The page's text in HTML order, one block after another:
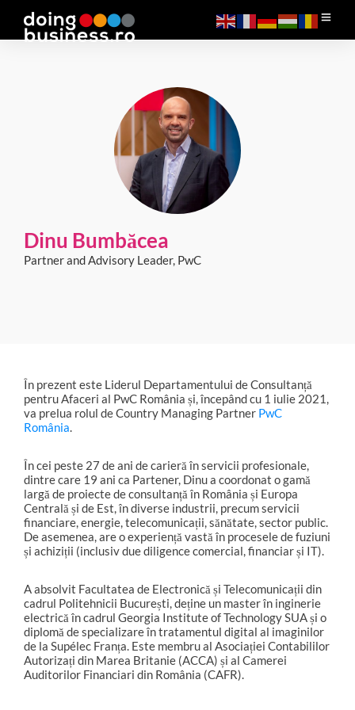
Dinu Bumbăcea
Partner and Advisory Leader, PwC
În prezent este Liderul Departamentului de Consultanță
pentru Afaceri al PwC România și, începând cu 1 iulie 2021,
va prelua rolul de Country Managing Partner PwC
România
În cei peste 27 de ani de carieră în servicii profesionale,
dintre care 19 ani ca Partener, Dinu a coordonat o gamă
largă de proiecte de consultanță în România și Europa
Centrală și de Est, în diverse industrii, precum servicii
financiare, energie, telecomunicații, sănătate, sector public.
De asemenea, are o experiență vastă în procesele de fuziuni
și achiziții (inclusiv due diligence comercial, financiar și IT).
A absolvit Facultatea de Electronică și Telecomunicații din
cadrul Politehnicii București, deține un master în inginerie
electrică în cadrul Georgia Institute of Technology SUA și o
diplomă de specializare în tratamentul digital al imaginilor
de la Supélec Franța. Este membru al Asociației Contabililor
Autorizați din Marea Britanie (ACCA) și al Camerei
Auditorilor Financiari din România (CAFR).